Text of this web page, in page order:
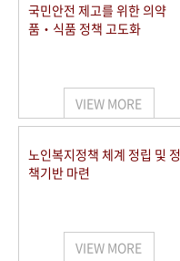
국민안전 제고를 위한 의약
품‧식품 정책 고도화
VIEW MORE
노인복지정책 체계 정립 및 정
책기반 마련
VIEW MORE